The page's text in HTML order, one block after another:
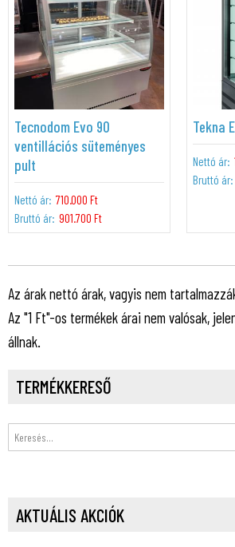
Tecnodom Evo 90
ventillációs süteményes
pult
Nettó ár: 710.000 Ft
Bruttó ár: 901.700 Ft
Tekna
Nettó ár:
Bruttó ár:
Az árak nettó árak, vagyis nem
Az "1 Ft"-os termékek árai nem valósak,
állnak.
TERMÉKKERESŐ
AKTUÁLIS AKCIÓK